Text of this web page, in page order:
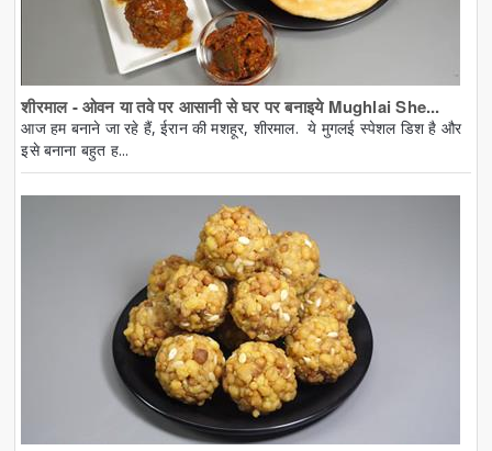
शीरमाल - ओवन या तवे पर आसानी से घर पर बनाइये Mughlai She...
आज हम बनाने जा रहे हैं, ईरान की मशहूर, शीरमाल. ये मुगलई स्पेशल डिश है और
इसे बनाना बहुत ह...